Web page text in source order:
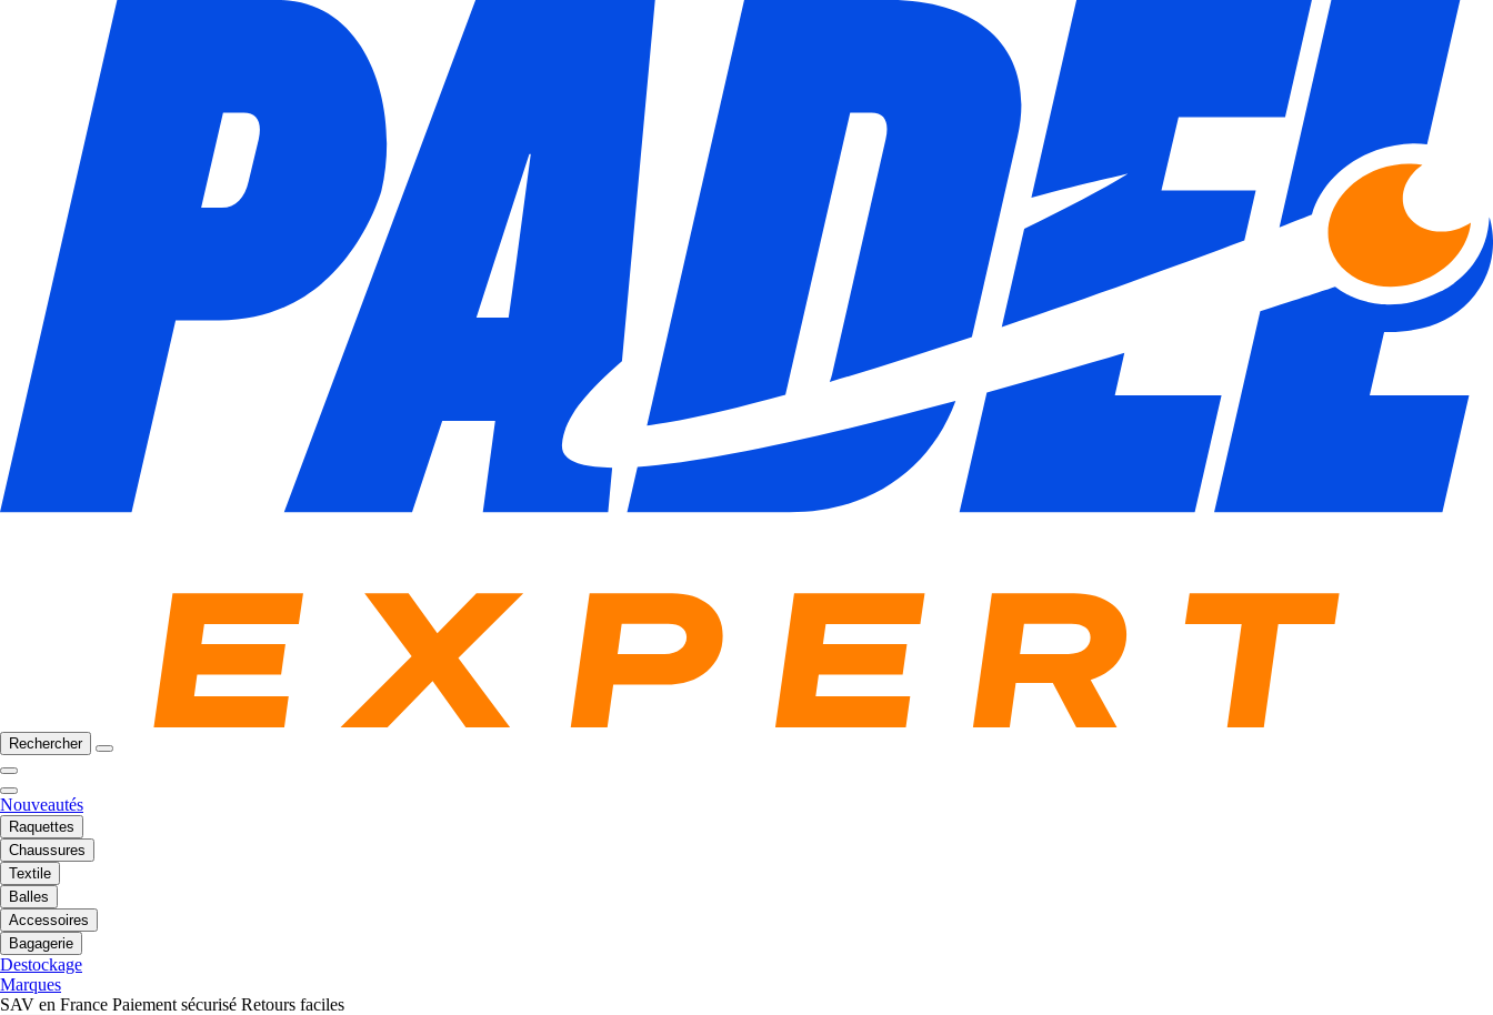
Rechercher
Nouveautés
Raquettes
Chaussures
Textile
Balles
Accessoires
Bagagerie
Destockage
Marques
SAV en France Paiement sécurisé Retours faciles